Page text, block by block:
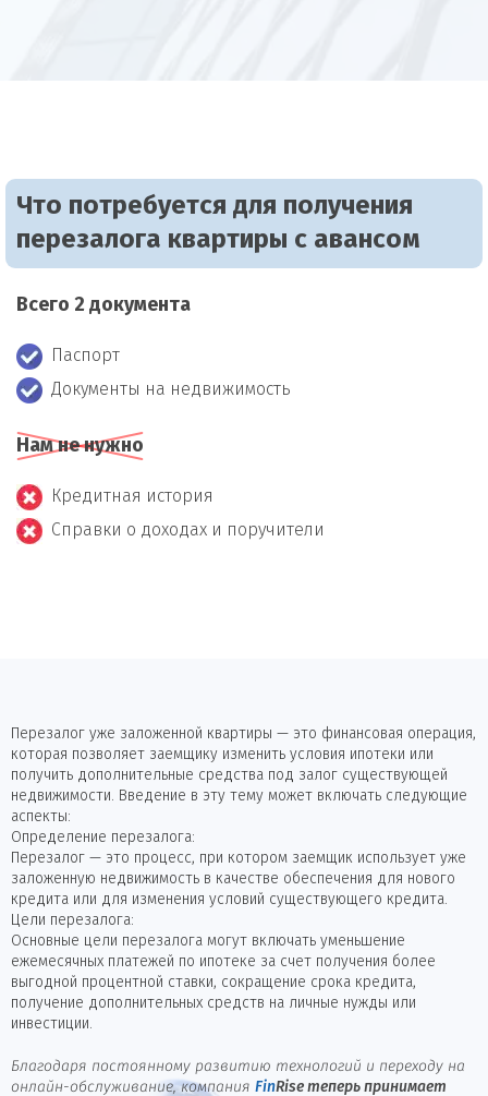
Что потребуется для получения
перезалога квартиры с авансом
Всего 2 документа
Паспорт
Документы на недвижимость
Нам не нужно
Кредитная история
Справки о доходах и поручители
Перезалог уже заложенной квартиры — это финансовая операция,
которая позволяет заемщику изменить условия ипотеки или
получить дополнительные средства под залог существующей
недвижимости. Введение в эту тему может включать следующие
аспекты:
Определение перезалога:
Перезалог — это процесс, при котором заемщик использует уже
заложенную недвижимость в качестве обеспечения для нового
кредита или для изменения условий существующего кредита.
Цели перезалога:
Основные цели перезалога могут включать уменьшение
ежемесячных платежей по ипотеке за счет получения более
выгодной процентной ставки, сокращение срока кредита,
получение дополнительных средств на личные нужды или
инвестиции.
Благодаря постоянному развитию технологий и переходу на
онлайн-обслуживание, компания FinRise теперь принимает